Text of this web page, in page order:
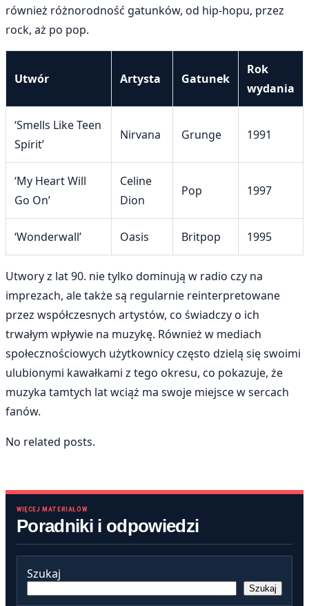
WIĘCEJ MATERIAŁÓW
Poradniki i odpowiedzi
Szukaj
Szukaj
również różnorodność gatunków, od hip-hopu, przez
rock, aż po pop.
Utwór Artysta Gatunek
Rok
wydania
‘Smells Like Teen
Spirit’
Nirvana Grunge 1991
‘My Heart Will
Go On’
Celine
Dion
Pop 1997
‘Wonderwall’ Oasis Britpop 1995
Utwory z lat 90. nie tylko dominują w radio czy na
imprezach, ale także są regularnie reinterpretowane
przez współczesnych artystów, co świadczy o ich
trwałym wpływie na muzykę. Również w mediach
społecznościowych użytkownicy często dzielą się swoimi
ulubionymi kawałkami z tego okresu, co pokazuje, że
muzyka tamtych lat wciąż ma swoje miejsce w sercach
fanów.
No related posts.